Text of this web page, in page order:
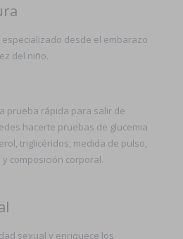
desde el embarazo
del niño.
prueba rápida para salir de
hacerte pruebas de glucemia
triglicéridos, medida de pulso,
composición corporal.
sexual y enriquece los